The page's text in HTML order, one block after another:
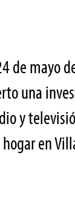
de mayo
una
y
en